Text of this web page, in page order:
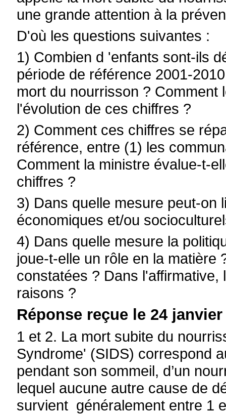
une grande attention à la
D'où les questions suivantes :
1) Combien d 'enfants sont-ils
période de référence 2001-
mort du nourrisson ? Comment
l'évolution de ces chiffres ?
2) Comment ces chiffres se
référence, entre (1) les
Comment la ministre évalue-t-
chiffres ?
3) Dans quelle mesure peut-on
économiques et/ou
4) Dans quelle mesure la
joue-t-elle un rôle en la matière
constatées ? Dans
raisons ?
Réponse reçue le 24 janvier
1 et 2. La mort subite du
Syndrome' (SIDS) correspond
pendant son sommeil, d’un
lequel aucune autre cause de
survient généralement entre 1